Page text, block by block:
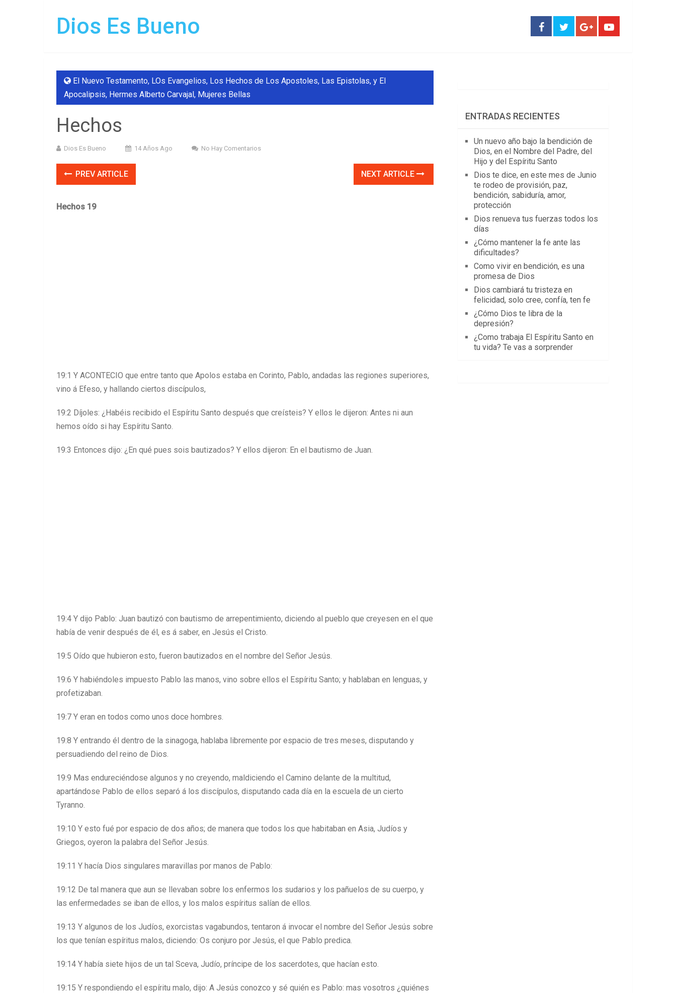
Dios Es Bueno
El Nuevo Testamento, LOs Evangelios, Los Hechos de Los Apostoles, Las Epistolas, y El
Apocalipsis, Hermes Alberto Carvajal, Mujeres Bellas
Hechos
Dios Es Bueno 14 Años Ago No Hay Comentarios
PREV ARTICLE NEXT ARTICLE
Hechos 19
19:1 Y ACONTECIO que entre tanto que Apolos estaba en Corinto, Pablo, andadas las regiones superiores,
vino á Efeso, y hallando ciertos discípulos,
19:2 Díjoles: ¿Habéis recibido el Espíritu Santo después que creísteis? Y ellos le dijeron: Antes ni aun
hemos oído si hay Espíritu Santo.
19:3 Entonces dijo: ¿En qué pues sois bautizados? Y ellos dijeron: En el bautismo de Juan.
19:4 Y dijo Pablo: Juan bautizó con bautismo de arrepentimiento, diciendo al pueblo que creyesen en el que
había de venir después de él, es á saber, en Jesús el Cristo.
19:5 Oído que hubieron esto, fueron bautizados en el nombre del Señor Jesús.
19:6 Y habiéndoles impuesto Pablo las manos, vino sobre ellos el Espíritu Santo; y hablaban en lenguas, y
profetizaban.
19:7 Y eran en todos como unos doce hombres.
19:8 Y entrando él dentro de la sinagoga, hablaba libremente por espacio de tres meses, disputando y
persuadiendo del reino de Dios.
19:9 Mas endureciéndose algunos y no creyendo, maldiciendo el Camino delante de la multitud,
apartándose Pablo de ellos separó á los discípulos, disputando cada día en la escuela de un cierto
Tyranno.
19:10 Y esto fué por espacio de dos años; de manera que todos los que habitaban en Asia, Judíos y
Griegos, oyeron la palabra del Señor Jesús.
19:11 Y hacía Dios singulares maravillas por manos de Pablo:
19:12 De tal manera que aun se llevaban sobre los enfermos los sudarios y los pañuelos de su cuerpo, y
las enfermedades se iban de ellos, y los malos espíritus salían de ellos.
19:13 Y algunos de los Judíos, exorcistas vagabundos, tentaron á invocar el nombre del Señor Jesús sobre
los que tenían espíritus malos, diciendo: Os conjuro por Jesús, el que Pablo predica.
19:14 Y había siete hijos de un tal Sceva, Judío, príncipe de los sacerdotes, que hacían esto.
19:15 Y respondiendo el espíritu malo, dijo: A Jesús conozco y sé quién es Pablo: mas vosotros ¿quiénes
ENTRADAS RECIENTES
Un nuevo año bajo la bendición de
Dios, en el Nombre del Padre, del
Hijo y del Espíritu Santo
Dios te dice, en este mes de Junio
te rodeo de provisión, paz,
bendición, sabiduría, amor,
protección
Dios renueva tus fuerzas todos los
días
¿Cómo mantener la fe ante las
dificultades?
Como vivir en bendición, es una
promesa de Dios
Dios cambiará tu tristeza en
felicidad, solo cree, confía, ten fe
¿Cómo Dios te libra de la
depresión?
¿Como trabaja El Espíritu Santo en
tu vida? Te vas a sorprender